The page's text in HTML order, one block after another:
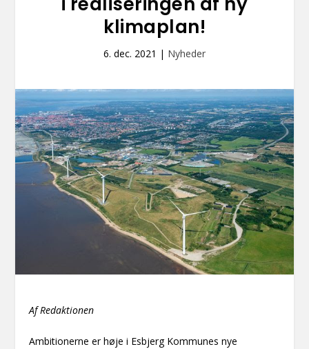
klimaplan!
6. dec. 2021 | Nyheder
Af Redaktionen
Ambitionerne er høje i Esbjerg Kommunes nye